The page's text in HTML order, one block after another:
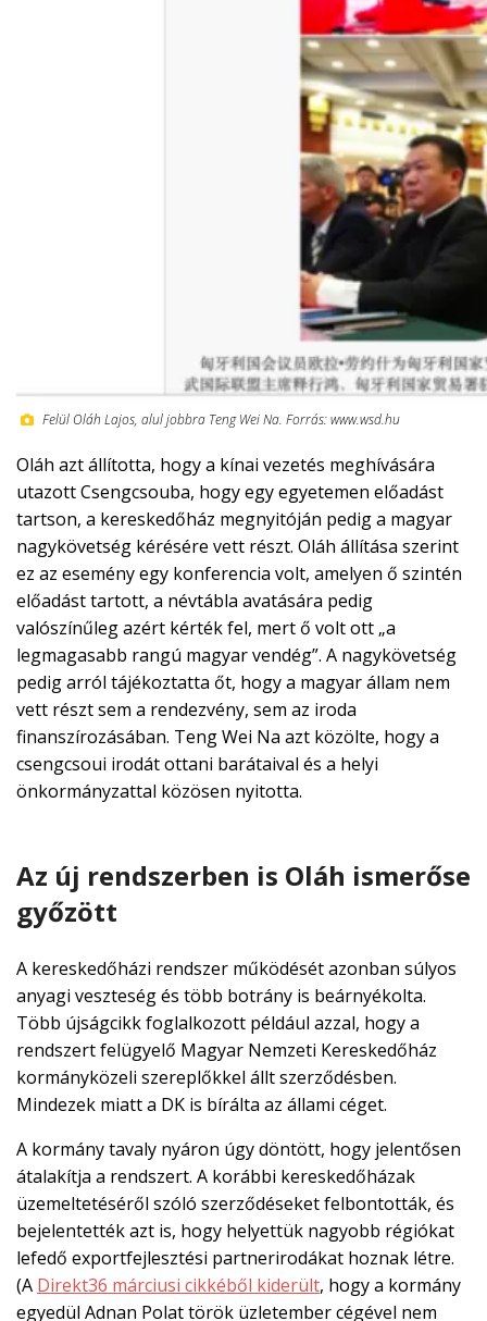
Felül Oláh Lajos, alul jobbra Teng Wei Na. Forrás: www.wsd.hu
Oláh azt állította, hogy a kínai vezetés meghívására
utazott Csengcsouba, hogy egy egyetemen előadást
tartson, a kereskedőház megnyitóján pedig a magyar
nagykövetség kérésére vett részt. Oláh állítása szerint
ez az esemény egy konferencia volt, amelyen ő szintén
előadást tartott, a névtábla avatására pedig
valószínűleg azért kérték fel, mert ő volt ott „a
legmagasabb rangú magyar vendég”. A nagykövetség
pedig arról tájékoztatta őt, hogy a magyar állam nem
vett részt sem a rendezvény, sem az iroda
finanszírozásában. Teng Wei Na azt közölte, hogy a
csengcsoui irodát ottani barátaival és a helyi
önkormányzattal közösen nyitotta.
Az új rendszerben is Oláh ismerőse
győzött
A kereskedőházi rendszer működését azonban súlyos
anyagi veszteség és több botrány is beárnyékolta.
Több újságcikk foglalkozott például azzal, hogy a
rendszert felügyelő Magyar Nemzeti Kereskedőház
kormányközeli szereplőkkel állt szerződésben.
Mindezek miatt a DK is bírálta az állami céget.
A kormány tavaly nyáron úgy döntött, hogy jelentősen
átalakítja a rendszert. A korábbi kereskedőházak
üzemeltetéséről szóló szerződéseket felbontották, és
bejelentették azt is, hogy helyettük nagyobb régiókat
lefedő exportfejlesztési partnerirodákat hoznak létre.
(A Direkt36 márciusi cikkéből kiderült, hogy a kormány
egyedül Adnan Polat török üzletember cégével nem